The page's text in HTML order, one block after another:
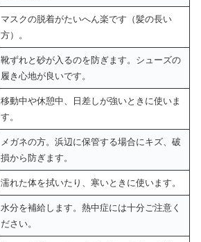
マスクの脱着がたいへん楽です（髪の長い
方）。
靴ずれと砂が入るのを防ぎます。シューズの
履き心地が良いです。
移動中や休憩中、日差しが強いときに使いま
す。
メガネの方。浜辺に保管する場合にキズ、破
損から防ぎます。
濡れた体を拭いたり、寒いときに使います。
水分を補給します。熱中症には十分ご注意く
ださい。